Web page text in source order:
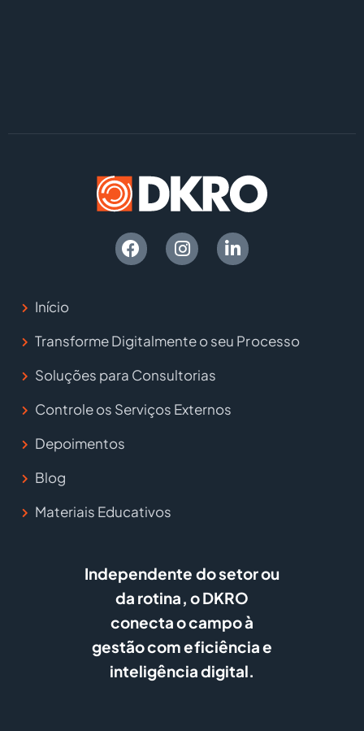
Início
Transforme Digitalmente o seu Processo
Soluções para Consultorias
Controle os Serviços Externos
Depoimentos
Blog
Materiais Educativos
Independente do setor ou
da rotina, o DKRO
conecta o campo à
gestão com eficiência e
inteligência digital.